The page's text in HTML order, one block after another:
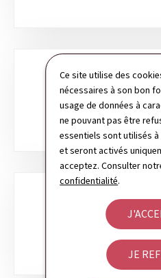
Ce site utilise des
nécessaires à son bon
usage de données à
ne pouvant pas être
essentiels sont utilisés
et seront activés
acceptez. Consulter
confidentialité.
JE
PLAN